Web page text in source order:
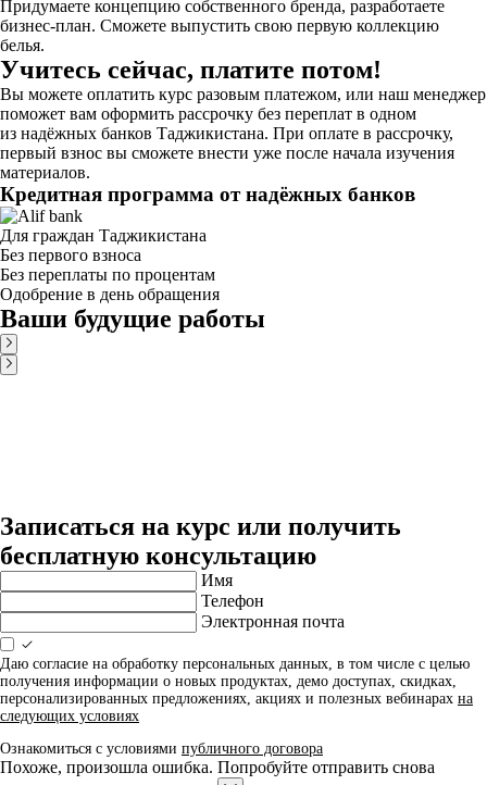
Придумаете концепцию собственного бренда, разработаете
бизнес-план. Сможете выпустить свою первую коллекцию
белья.
Учитесь сейчас, платите потом!
Вы можете оплатить курс разовым платежом, или наш менеджер
поможет вам оформить рассрочку без переплат в одном
из надёжных банков Таджикистана. При оплате в рассрочку,
первый взнос вы сможете внести уже после начала изучения
материалов.
Кредитная программа от надёжных банков
Для граждан Таджикистана
Без первого взноса
Без переплаты по процентам
Одобрение в день обращения
Ваши будущие работы
Записаться на курс или получить
бесплатную консультацию
Имя
Телефон
Электронная почта
Даю согласие на обработку персональных данных, в том числе с целью
получения информации о новых продуктах, демо доступах, скидках,
персонализированных предложениях, акциях и полезных вебинарах на
следующих условиях
Ознакомиться с условиями публичного договора
Похоже, произошла ошибка. Попробуйте отправить снова